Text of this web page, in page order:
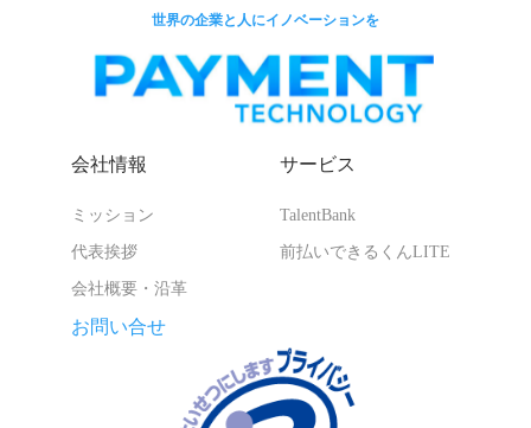
世界の企業と人にイノベーションを
会社情報
ミッション
代表挨拶
会社概要・沿革
サービス
TalentBank
前払いできるくんLITE
お問い合せ